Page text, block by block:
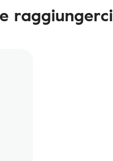
raggiungerci